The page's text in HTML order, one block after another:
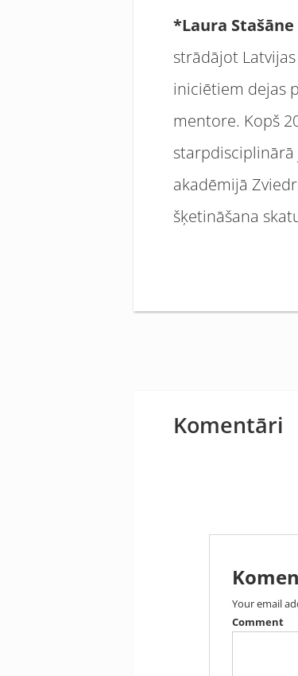
*Laura Stašāne
strādājot
iniciētiem dejas
mentore. Kopš
starpdisciplinārā
akadēmijā
šķetināšana
Komentāri
Your email
Comment